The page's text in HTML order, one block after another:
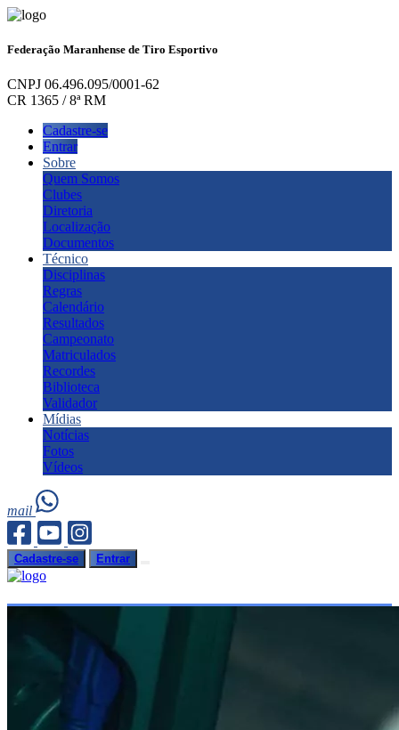
Federação Maranhense de Tiro Esportivo
CNPJ 06.496.095/0001-62
CR 1365 / 8ª RM
Cadastre-se
Entrar
Sobre
Quem Somos
Clubes
Diretoria
Localização
Documentos
Técnico
Disciplinas
Regras
Calendário
Resultados
Campeonato
Matriculados
Recordes
Biblioteca
Validador
Mídias
Notícias
Fotos
Vídeos
mail
Cadastre-se Entrar